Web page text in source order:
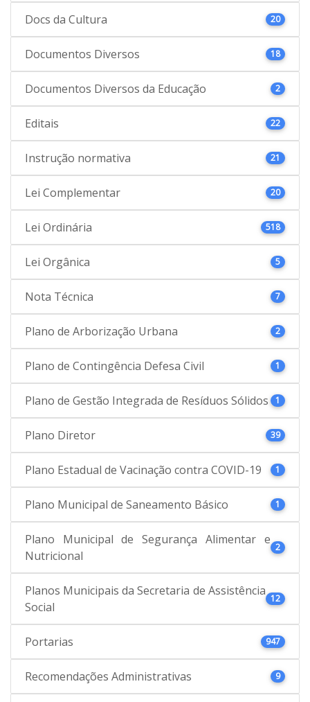
Docs da Cultura 20
Documentos Diversos 18
Documentos Diversos da Educação 2
Editais 22
Instrução normativa 21
Lei Complementar 20
Lei Ordinária 518
Lei Orgânica 5
Nota Técnica 7
Plano de Arborização Urbana 2
Plano de Contingência Defesa Civil 1
Plano de Gestão Integrada de Resíduos Sólidos 1
Plano Diretor 39
Plano Estadual de Vacinação contra COVID-19 1
Plano Municipal de Saneamento Básico 1
Plano Municipal de Segurança Alimentar e
Nutricional
2
Planos Municipais da Secretaria de Assistência
Social
12
Portarias 947
Recomendações Administrativas 9